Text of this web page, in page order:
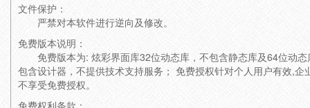
文件保护：
严禁对本软件进行逆向及修改。
免费版本说明：
免费版本为: 炫彩界面库32位动态库，不包含静态库及64位动态
包含设计器，不提供技术支持服务； 免费授权针对个人用户有效,企
不享受免费授权。
免费权利条款：